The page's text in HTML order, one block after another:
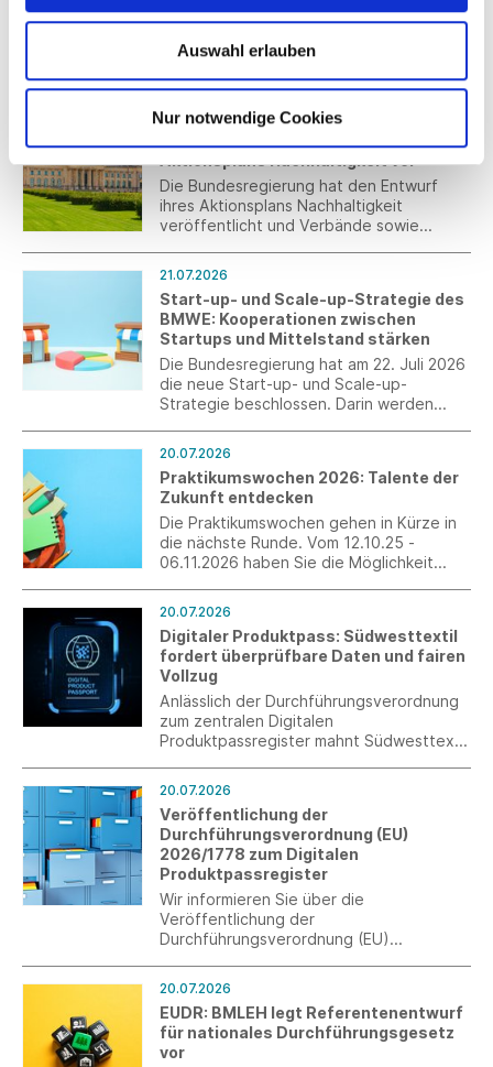
Auswahl erlauben
Nur notwendige Cookies
Entwicklung des jeweiligen
Verbraucherpreisindexes.
BOSS BY BECKHAM präsentiert die
Sommer-Capsule für
zusammengestellte Auswahl an Smart-
21.07.2026
Aktionsplans Nachhaltigkeit vor
Die Bundesregierung hat den Entwurf
ihres Aktionsplans Nachhaltigkeit
veröffentlicht und Verbände sowie
neuen gesetzlichen Vorgaben, gibt
jedoch die politischen Schwerpunkte der
Bundesregierung für die kommenden
Jahre vor.
21.07.2026
Start-up- und Scale-up-Strategie des
BMWE: Kooperationen zwischen
Startups und Mittelstand stärken
Die Bundesregierung hat am 22. Juli 2026
die neue Start-up- und Scale-up-
Strategie beschlossen. Darin werden
zwischen Startups und Mittelstand
aufgegriffen.
20.07.2026
Praktikumswochen 2026: Talente der
Zukunft entdecken
Die Praktikumswochen gehen in Kürze in
die nächste Runde. Vom 12.10.25 -
06.11.2026 haben Sie die Möglichkeit
Fachkräfte von morgen zu gewinnen.
Erleben Sie die Jugendlichen persönlich
und verzahnen Sie die Berufswelt mit der
Schulwelt.
20.07.2026
Digitaler Produktpass: Südwesttextil
fordert überprüfbare Daten und fairen
Vollzug
Anlässlich der Durchführungsverordnung
zum zentralen Digitalen
Produktpassregister mahnt Südwesttextil
wirksamer Marktüberwachung kann ein
fairer Wettbewerb sichergestellt werden.
20.07.2026
Veröffentlichung der
Durchführungsverordnung (EU)
2026/1778 zum Digitalen
Produktpassregister
Wir informieren Sie über die
Veröffentlichung der
Durchführungsverordnung (EU)
Rahmen der Ökodesign-Verordnung
(ESPR).
20.07.2026
EUDR: BMLEH legt Referentenentwurf
für nationales Durchführungsgesetz
vor